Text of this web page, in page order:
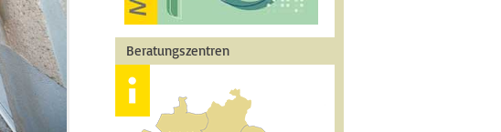
Beratungszentren